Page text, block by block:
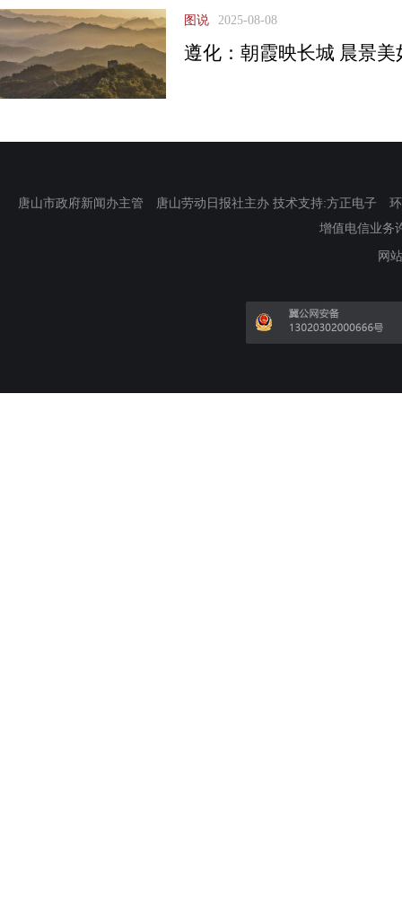
图说 2025-08-08
遵化：朝霞映长城 晨景美
唐山市政府新闻办主管 唐山劳动日报社主办 技术支持:方正电子
增值电信业务
网